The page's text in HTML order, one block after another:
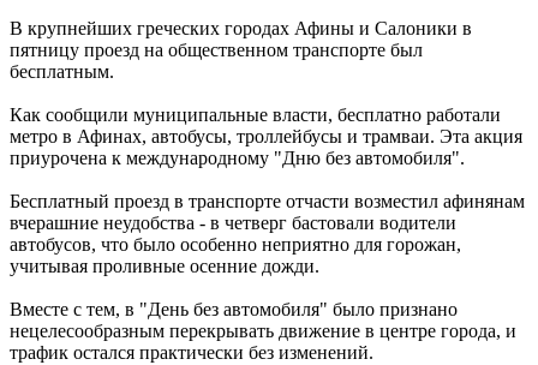
В крупнейших греческих городах Афины и Салоники в
пятницу проезд на общественном транспорте был
бесплатным.
Как сообщили муниципальные власти, бесплатно работали
метро в Афинах, автобусы, троллейбусы и трамваи. Эта акция
приурочена к международному "Дню без автомобиля".
Бесплатный проезд в транспорте отчасти возместил афинянам
вчерашние неудобства - в четверг бастовали водители
автобусов, что было особенно неприятно для горожан,
учитывая проливные осенние дожди.
Вместе с тем, в "День без автомобиля" было признано
нецелесообразным перекрывать движение в центре города, и
трафик остался практически без изменений.